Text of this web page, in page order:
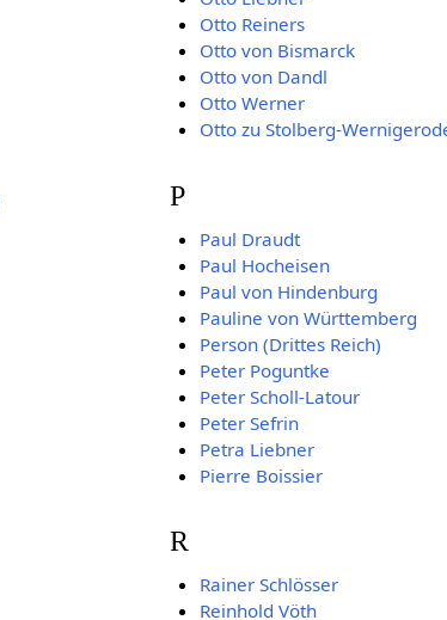
Otto Reiners
Otto von Bismarck
Otto von Dandl
Otto Werner
Otto zu Stolberg-
P
Paul Draudt
Paul Hocheisen
Paul von Hindenburg
Pauline von Württemberg
Person (Drittes Reich)
Peter Poguntke
Peter Scholl-Latour
Peter Sefrin
Petra Liebner
Pierre Boissier
R
Rainer Schlösser
Reinhold Vöth